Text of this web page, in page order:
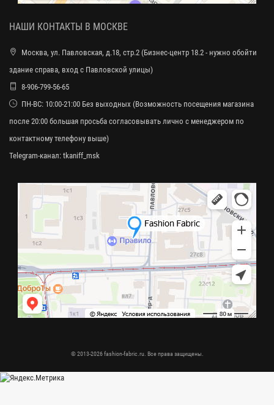
НАШИ КОНТАКТЫ В МОСКВЕ
Москва, ул. Павловская, д.18, стр.2 (Бизнес-центр 18.2 - нужно обойти
здание справа, вход с Павловской улицы)
8-906-799-56-65
ПН-ВС: 10:00-21:00 Без выходных (Возможность посещения магазина
после 20:00 большая просьба согласовывать лично с менеджером по
контактному телефону выше)
Telegram-канал: tkaniff_msk
© 2013-2026 fashion-fabric.ru. Все права защищены.